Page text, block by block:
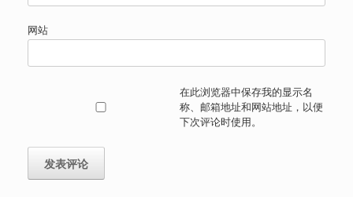
网站
在此浏览器中保存我的显示名
称、邮箱地址和网站地址，以便
下次评论时使用。